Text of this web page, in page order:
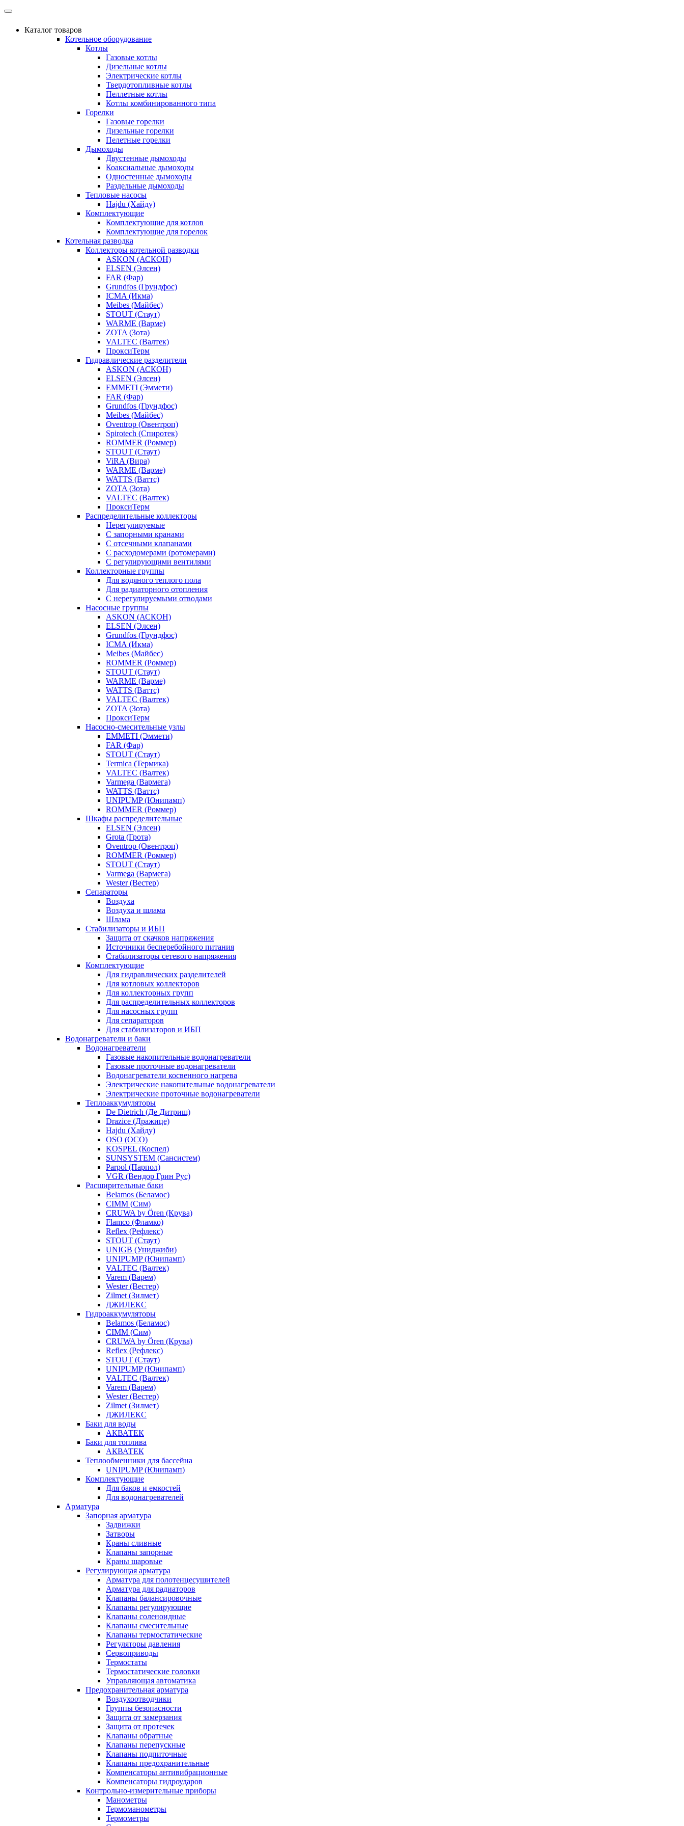
Каталог товаров
Котельное оборудование
Котлы
Газовые котлы
Дизельные котлы
Электрические котлы
Твердотопливные котлы
Пеллетные котлы
Котлы комбинированного типа
Горелки
Газовые горелки
Дизельные горелки
Пелетные горелки
Дымоходы
Двустенные дымоходы
Коаксиальные дымоходы
Одностенные дымоходы
Раздельные дымоходы
Тепловые насосы
Hajdu (Хайду)
Комплектующие
Комплектующие для котлов
Комплектующие для горелок
Котельная разводка
Коллекторы котельной разводки
ASKON (АСКОН)
ELSEN (Элсен)
FAR (Фар)
Grundfos (Грундфос)
ICMA (Икма)
Meibes (Майбес)
STOUT (Стаут)
WARME (Варме)
ZOTA (Зота)
VALTEC (Валтек)
ПроксиТерм
Гидравлические разделители
ASKON (АСКОН)
ELSEN (Элсен)
EMMETI (Эммети)
FAR (Фар)
Grundfos (Грундфос)
Meibes (Майбес)
Oventrop (Овентроп)
Spirotech (Спиротек)
ROMMER (Роммер)
STOUT (Стаут)
ViRA (Вира)
WARME (Варме)
WATTS (Ваттс)
ZOTA (Зота)
VALTEC (Валтек)
ПроксиТерм
Распределительные коллекторы
Нерегулируемые
С запорными кранами
С отсечными клапанами
С расходомерами (ротомерами)
С регулирующими вентилями
Коллекторные группы
Для водяного теплого пола
Для радиаторного отопления
С нерегулируемыми отводами
Насосные группы
ASKON (АСКОН)
ELSEN (Элсен)
Grundfos (Грундфос)
ICMA (Икма)
Meibes (Майбес)
ROMMER (Роммер)
STOUT (Стаут)
WARME (Варме)
WATTS (Ваттс)
VALTEC (Валтек)
ZOTA (Зота)
ПроксиТерм
Насосно-смесительные узлы
EMMETI (Эммети)
FAR (Фар)
STOUT (Стаут)
Termica (Термика)
VALTEC (Валтек)
Varmega (Вармега)
WATTS (Ваттс)
UNIPUMP (Юнипамп)
ROMMER (Роммер)
Шкафы распределительные
ELSEN (Элсен)
Grota (Грота)
Oventrop (Овентроп)
ROMMER (Роммер)
STOUT (Стаут)
Varmega (Вармега)
Wester (Вестер)
Сепараторы
Воздуха
Воздуха и шлама
Шлама
Стабилизаторы и ИБП
Защита от скачков напряжения
Источники бесперебойного питания
Стабилизаторы сетевого напряжения
Комплектующие
Для гидравлических разделителей
Для котловых коллекторов
Для коллекторных групп
Для распределительных коллекторов
Для насосных групп
Для сепараторов
Для стабилизаторов и ИБП
Водонагреватели и баки
Водонагреватели
Газовые накопительные водонагреватели
Газовые проточные водонагреватели
Водонагреватели косвенного нагрева
Электрические накопительные водонагреватели
Электрические проточные водонагреватели
Теплоаккумуляторы
De Dietrich (Де Дитриш)
Drazice (Дражице)
Hajdu (Хайду)
OSO (ОСО)
KOSPEL (Коспел)
SUNSYSTEM (Сансистем)
Parpol (Парпол)
VGR (Вендор Грин Рус)
Расширительные баки
Belamos (Беламос)
CIMM (Сим)
CRUWA by Ören (Крува)
Flamco (Фламко)
Reflex (Рефлекс)
STOUT (Стаут)
UNIGB (Униджиби)
UNIPUMP (Юнипамп)
VALTEC (Валтек)
Varem (Варем)
Wester (Вестер)
Zilmet (Зилмет)
ДЖИЛЕКС
Гидроаккумуляторы
Belamos (Беламос)
CIMM (Сим)
CRUWA by Ören (Крува)
Reflex (Рефлекс)
STOUT (Стаут)
UNIPUMP (Юнипамп)
VALTEC (Валтек)
Varem (Варем)
Wester (Вестер)
Zilmet (Зилмет)
ДЖИЛЕКС
Баки для воды
АКВАТЕК
Баки для топлива
АКВАТЕК
Теплообменники для бассейна
UNIPUMP (Юнипамп)
Комплектующие
Для баков и емкостей
Для водонагревателей
Арматура
Запорная арматура
Задвижки
Затворы
Краны сливные
Клапаны запорные
Краны шаровые
Регулирующая арматура
Арматура для полотенцесушителей
Арматура для радиаторов
Клапаны балансировочные
Клапаны регулирующие
Клапаны соленоидные
Клапаны смесительные
Клапаны термостатические
Регуляторы давления
Сервоприводы
Термостаты
Термостатические головки
Управляющая автоматика
Предохранительная арматура
Воздухоотводчики
Группы безопасности
Защита от замерзания
Защита от протечек
Клапаны обратные
Клапаны перепускные
Клапаны подпиточные
Клапаны предохранительные
Компенсаторы антивибрационные
Компенсаторы гидроударов
Контрольно-измерительные приборы
Манометры
Термоманометры
Термометры